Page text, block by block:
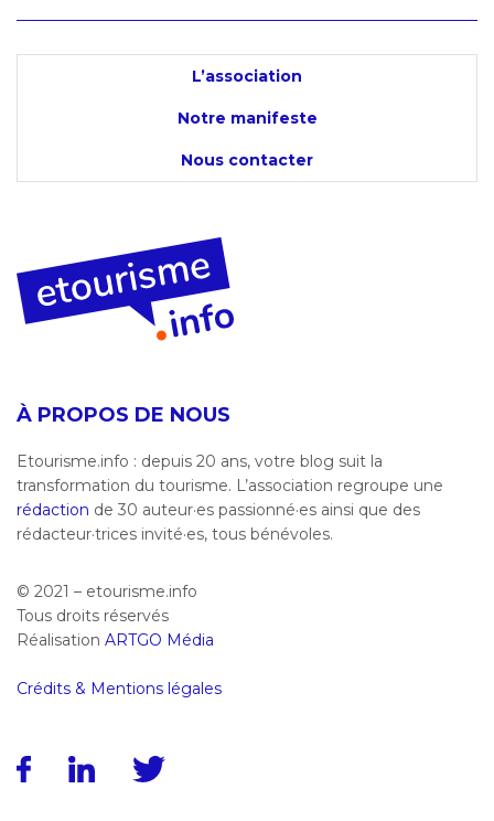
L’association
Notre manifeste
Nous contacter
À PROPOS DE NOUS
Etourisme.info : depuis 20 ans, votre blog suit la
transformation du tourisme. L’association regroupe une
rédaction de 30 auteur·es passionné·es ainsi que des
rédacteur·trices invité·es, tous bénévoles.
© 2021 – etourisme.info
Tous droits réservés
Réalisation ARTGO Média
Crédits & Mentions légales